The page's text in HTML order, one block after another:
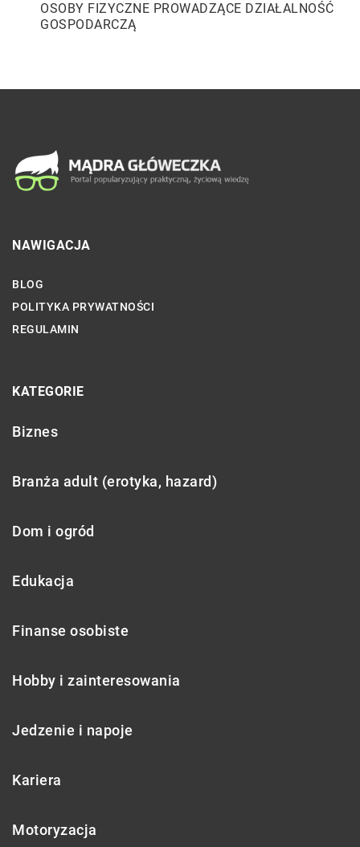
OSOBY FIZYCZNE PROWADZĄCE DZIAŁALNOŚĆ
GOSPODARCZĄ
NAWIGACJA
BLOG
POLITYKA PRYWATNOŚCI
REGULAMIN
KATEGORIE
Biznes
Branża adult (erotyka, hazard)
Dom i ogród
Edukacja
Finanse osobiste
Hobby i zainteresowania
Jedzenie i napoje
Kariera
Motoryzacja